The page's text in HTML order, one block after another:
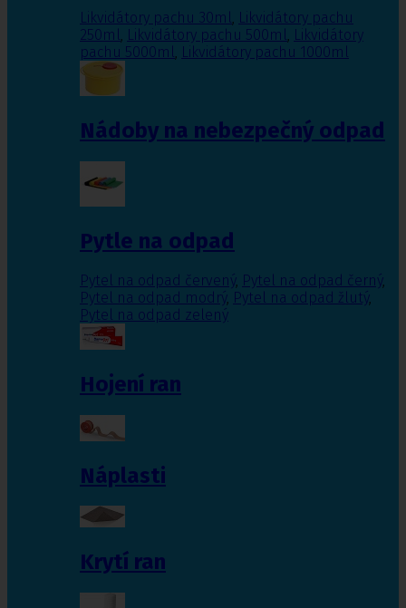
Likvidátory pachu 30ml, Likvidátory pachu
250ml, Likvidátory pachu 500ml, Likvidátory
pachu 5000ml, Likvidátory pachu 1000ml
Nádoby na nebezpečný odpad
Pytle na odpad
Pytel na odpad červený, Pytel na odpad černý,
Pytel na odpad modrý, Pytel na odpad žlutý,
Pytel na odpad zelený
Hojení ran
Náplasti
Krytí ran